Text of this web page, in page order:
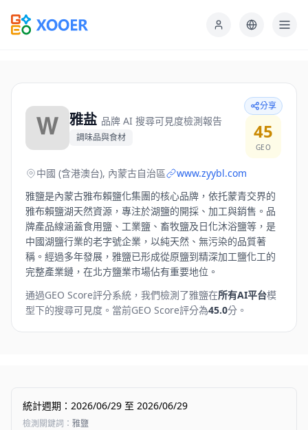
雅盐 品牌 AI 搜尋可見度檢測報告
調味品與食材
分享
45
GEO
中國 (含港澳台), 內蒙古自治區
www.zyybl.com
雅鹽是內蒙古雅布賴鹽化集團的核心品牌，依托蒙青交界的
雅布賴鹽湖天然資源，專注於湖鹽的開採、加工與銷售。品
牌產品線涵蓋食用鹽、工業鹽、畜牧鹽及日化沐浴鹽等，是
中國湖鹽行業的老字號企業，以純天然、無污染的品質著
稱。經過多年發展，雅鹽已形成從原鹽到精深加工鹽化工的
完整產業鏈，在北方鹽業市場佔有重要地位。
通過GEO Score評分系統，我們檢測了雅鹽在所有AI平台模
型下的搜尋可見度。 當前GEO Score評分為45.0分。
統計週期 ： 2026/06/29 至 2026/06/29
檢測關鍵詞 ： 雅鹽